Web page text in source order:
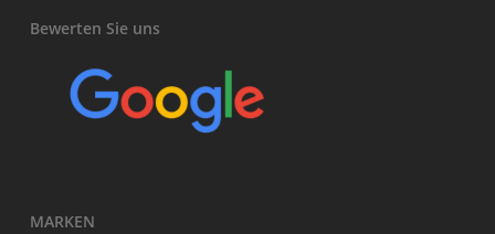
Bewerten Sie uns
MARKEN